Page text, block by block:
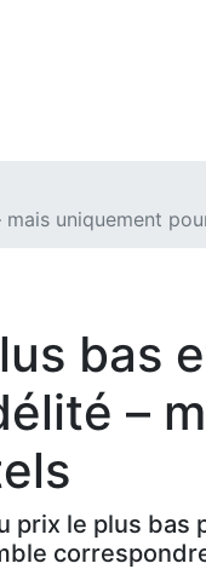
uniquement
bas
–
prix le plus bas